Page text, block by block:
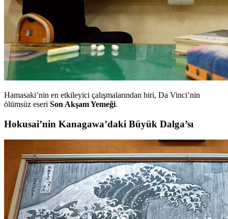
Hamasaki’nin en etkileyici çalışmalarından biri, Da Vinci’nin
ölümsüz eseri Son Akşam Yemeği.
Hokusai’nin Kanagawa’daki Büyük Dalga’sı